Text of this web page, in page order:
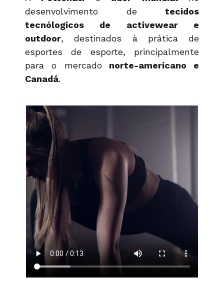
desenvolvimento de tecidos
tecnólogicos de activewear e
outdoor, destinados à prática de
esportes de esporte, principalmente
para o mercado norte-americano e
Canadá.